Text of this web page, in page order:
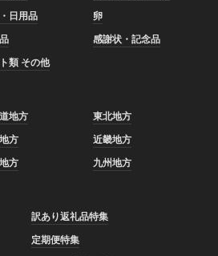
日用品
卵
感謝状・記念品
類 その他
地方
東北地方
方
近畿地方
方 九州地方
訳あり返礼品特集
定期便特集